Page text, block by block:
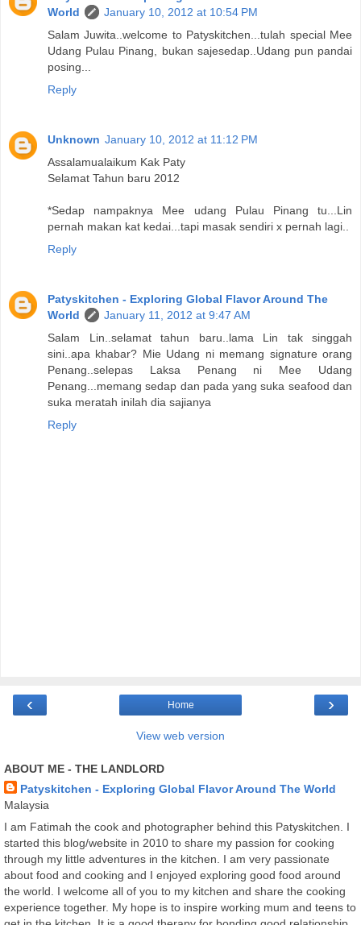
World
January 10, 2012 at 10:54 PM
Salam Juwita..welcome to Patyskitchen...tulah special Mee
Udang Pulau Pinang, bukan sajesedap..Udang pun pandai
posing...
Reply
Unknown January 10, 2012 at 11:12 PM
Assalamualaikum Kak Paty
Selamat Tahun baru 2012
*Sedap nampaknya Mee udang Pulau Pinang tu...Lin
pernah makan kat kedai...tapi masak sendiri x pernah lagi..
Reply
Patyskitchen - Exploring Global Flavor Around The
World
January 11, 2012 at 9:47 AM
Salam Lin..selamat tahun baru..lama Lin tak singgah
sini..apa khabar? Mie Udang ni memang signature orang
Penang..selepas Laksa Penang ni Mee Udang
Penang...memang sedap dan pada yang suka seafood dan
suka meratah inilah dia sajianya
Reply
‹ ›
Home
View web version
ABOUT ME - THE LANDLORD
Patyskitchen - Exploring Global Flavor Around The World
Malaysia
I am Fatimah the cook and photographer behind this Patyskitchen. I
started this blog/website in 2010 to share my passion for cooking
through my little adventures in the kitchen. I am very passionate
about food and cooking and I enjoyed exploring good food around
the world. I welcome all of you to my kitchen and share the cooking
experience together. My hope is to inspire working mum and teens to